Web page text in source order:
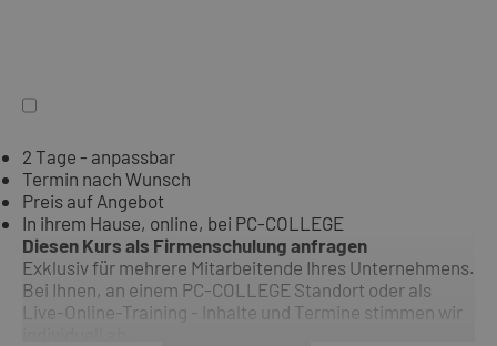
2 Tage - anpassbar
Termin nach Wunsch
Preis auf Angebot
In ihrem Hause, online, bei PC-COLLEGE
Diesen Kurs als Firmenschulung anfragen
Exklusiv für mehrere Mitarbeitende Ihres Unternehmens.
Bei Ihnen, an einem PC-COLLEGE Standort oder als
Live-Online-Training - Inhalte und Termine stimmen wir